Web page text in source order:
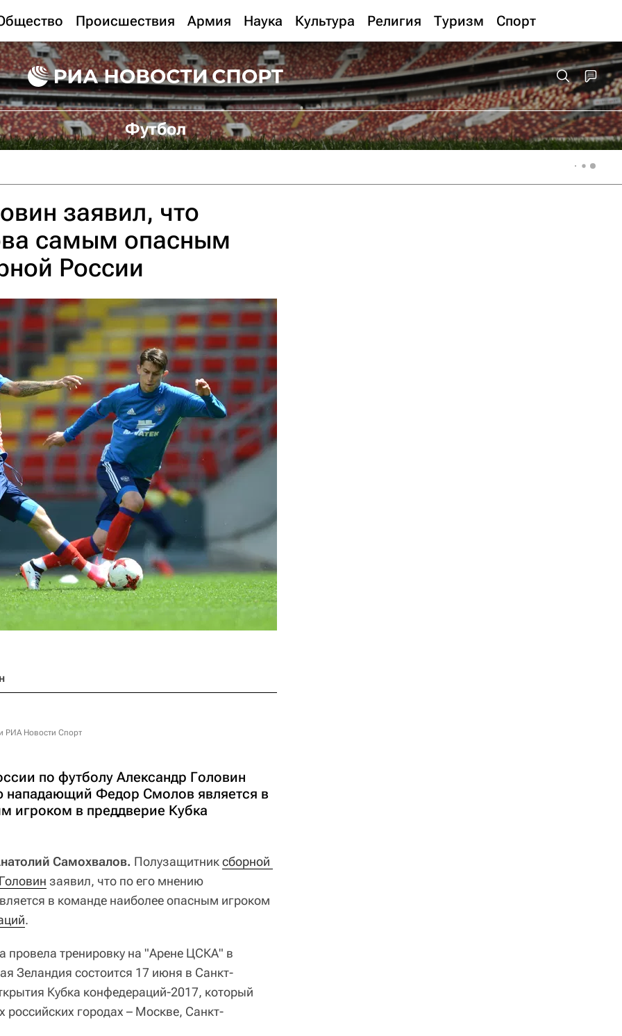
Происшествия Армия Наука Культура Религия Туризм Спорт
Футбол
заявил, что
самым опасным
России
РИА Новости Спорт
по футболу Александр Головин
нападающий Федор Смолов является в
игроком в преддверие Кубка
Самохвалов. Полузащитниксборной
заявил, что по его мнению
в команде наиболее опасным игроком
.
провела тренировку на "Арене ЦСКА" в
Зеландия состоится 17 июня в Санкт-
Кубка конфедераций-2017, который
российских городах – Москве, Санкт-